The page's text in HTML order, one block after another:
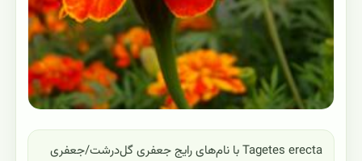
Tagetes erecta با نام‌های رایج جعفری گل‌درشت/جعفری